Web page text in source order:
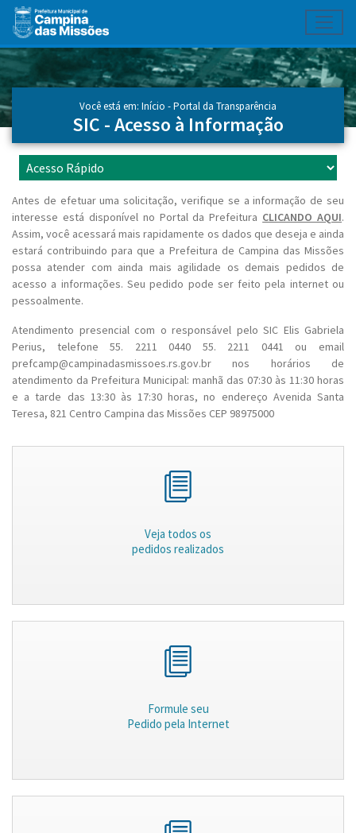
Ir para conteúdo principal
Conteúdo Principal
Você está em: Início - Portal da Transparência
SIC - Acesso à Informação
Antes de efetuar uma solicitação, verifique se a informação de seu
interesse está disponível no Portal da Prefeitura CLICANDO AQUI.
Assim, você acessará mais rapidamente os dados que deseja e ainda
estará contribuindo para que a Prefeitura de Campina das Missões
possa atender com ainda mais agilidade os demais pedidos de
acesso a informações. Seu pedido pode ser feito pela internet ou
pessoalmente.
Atendimento presencial com o responsável pelo SIC Elis Gabriela
Perius, telefone 55. 2211 0440 55. 2211 0441 ou email
prefcamp@campinadasmissoes.rs.gov.br nos horários de
atendimento da Prefeitura Municipal: manhã das 07:30 às 11:30 horas
e a tarde das 13:30 às 17:30 horas, no endereço Avenida Santa
Teresa, 821 Centro Campina das Missões CEP 98975000
Veja todos os
pedidos realizados
Formule seu
Pedido pela Internet